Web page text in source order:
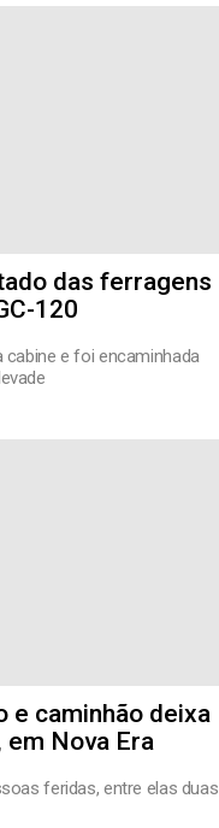
das ferragens
120
e foi encaminhada
e caminhão deixa
Nova Era
feridas, entre elas duas